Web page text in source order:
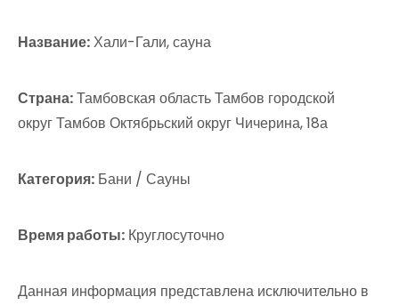
Название:Хали-Гали, сауна
Страна:Тамбовская область Тамбов городской
округ Тамбов Октябрьский округ Чичерина, 18а
Категория: Бани / Сауны
Время работы: Круглосуточно
Данная информация представлена исключительно в